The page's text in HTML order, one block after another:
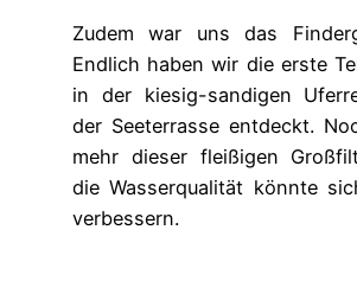
Zudem war uns das
Endlich haben wir die erste
in der kiesig-sandigen
der Seeterrasse entdeckt.
mehr dieser fleißigen
die Wasserqualität könnte
verbessern.